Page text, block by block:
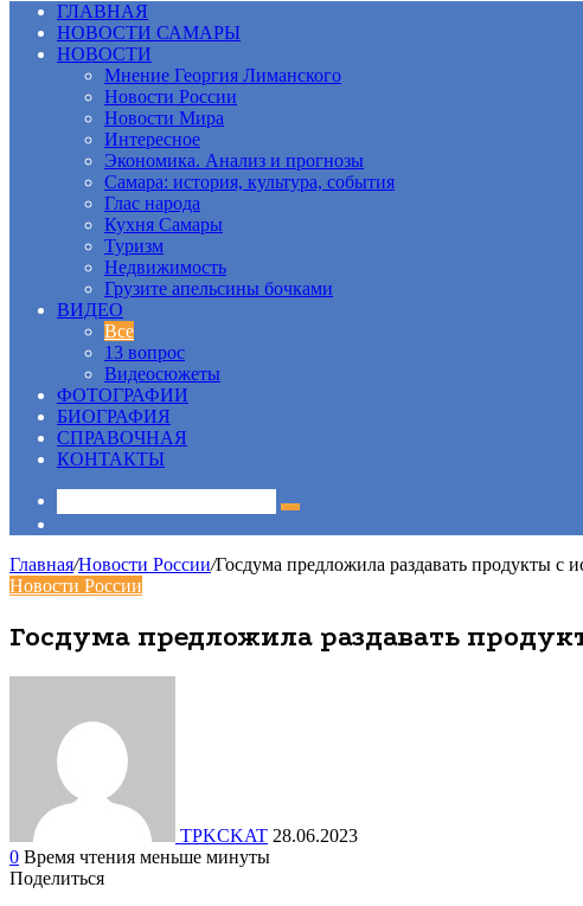
ГЛАВНАЯ
НОВОСТИ САМАРЫ
НОВОСТИ
Мнение Георгия Лиманского
Новости России
Новости Мира
Интересное
Экономика. Анализ и прогнозы
Самара: история, культура, события
Глас народа
Кухня Самары
Туризм
Недвижимость
Грузите апельсины бочками
ВИДЕО
Все
13 вопрос
Видеосюжеты
ФОТОГРАФИИ
БИОГРАФИЯ
СПРАВОЧНАЯ
КОНТАКТЫ
Главная/Новости России/Госдума предложила раздавать продукты с
Новости России
Госдума предложила раздавать
TPKCKAT 28.06.2023
0 Время чтения меньше минуты
Поделиться